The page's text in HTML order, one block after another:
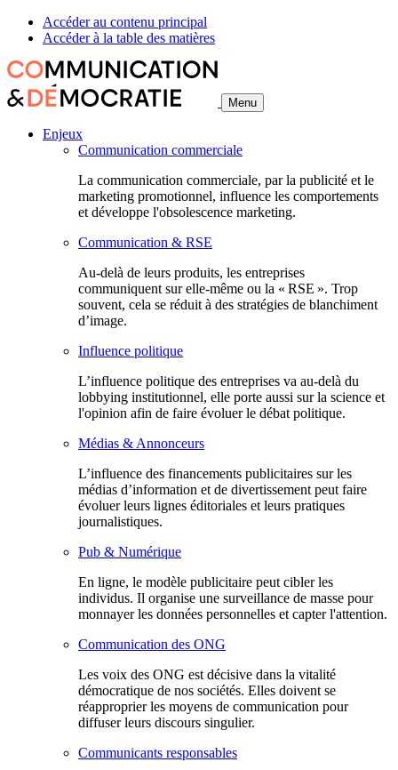
Accéder au contenu principal
Accéder à la table des matières
Menu
Enjeux
Communication commerciale
La communication commerciale, par la publicité et le
marketing promotionnel, influence les comportements
et développe l'obsolescence marketing.
Communication & RSE
Au-delà de leurs produits, les entreprises
communiquent sur elle-même ou la « RSE ». Trop
souvent, cela se réduit à des stratégies de blanchiment
d’image.
Influence politique
L’influence politique des entreprises va au-delà du
lobbying institutionnel, elle porte aussi sur la science et
l'opinion afin de faire évoluer le débat politique.
Médias & Annonceurs
L’influence des financements publicitaires sur les
médias d’information et de divertissement peut faire
évoluer leurs lignes éditoriales et leurs pratiques
journalistiques.
Pub & Numérique
En ligne, le modèle publicitaire peut cibler les
individus. Il organise une surveillance de masse pour
monnayer les données personnelles et capter l'attention.
Communication des ONG
Les voix des ONG est décisive dans la vitalité
démocratique de nos sociétés. Elles doivent se
réapproprier les moyens de communication pour
diffuser leurs discours singulier.
Communicants responsables